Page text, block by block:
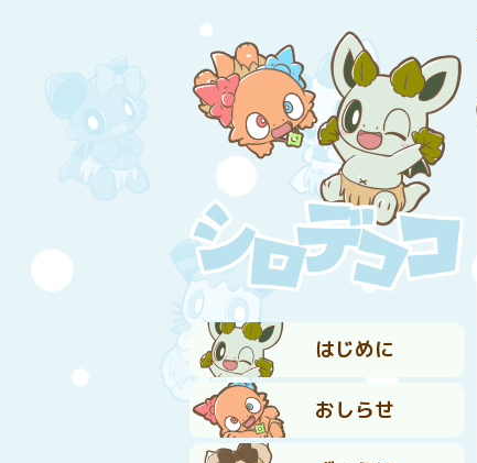
はじめに
おしらせ